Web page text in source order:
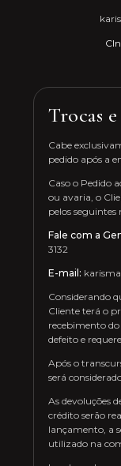
Trocas
Cabe
pedido após a
Caso o Pedido
ou avaria, o
pelos seguintes
Fale com a
3132
E-mail:
Considerando
Cliente terá o
recebimento
defeito e
Após o
será
As devoluções
crédito serão
lançamento, a
utilizado na